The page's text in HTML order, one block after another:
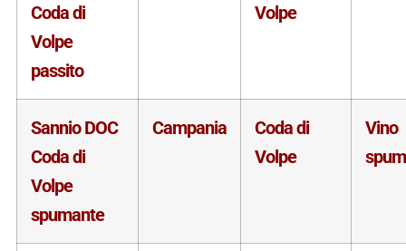
Coda di
Volpe
passito
Volpe
Sannio DOC
Coda di
Volpe
spumante
Campania
Coda di
Volpe
Vino